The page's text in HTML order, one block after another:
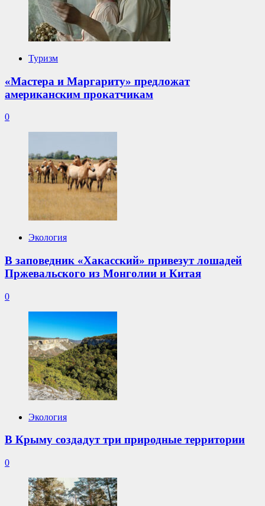
Туризм
«Мастера и Маргариту» предложат
американским прокатчикам
0
Экология
В заповедник «Хакасский» привезут лошадей
Пржевальского из Монголии и Китая
0
Экология
В Крыму создадут три природные территории
0